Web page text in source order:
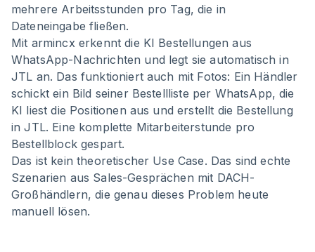
mehrere Arbeitsstunden pro Tag, die in
Dateneingabe fließen.
Mit armincx erkennt die KI Bestellungen aus
WhatsApp-Nachrichten und legt sie automatisch in
JTL an. Das funktioniert auch mit Fotos: Ein Händler
schickt ein Bild seiner Bestellliste per WhatsApp, die
KI liest die Positionen aus und erstellt die Bestellung
in JTL. Eine komplette Mitarbeiterstunde pro
Bestellblock gespart.
Das ist kein theoretischer Use Case. Das sind echte
Szenarien aus Sales-Gesprächen mit DACH-
Großhändlern, die genau dieses Problem heute
manuell lösen.